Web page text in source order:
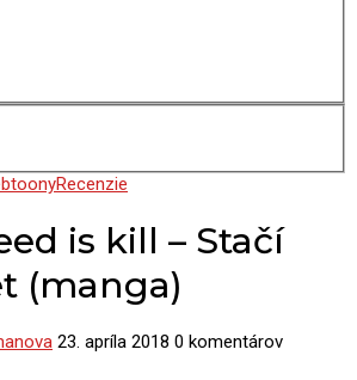
Recenzie
is kill – Stačí
(manga)
23. apríla 2018 0 komentárov